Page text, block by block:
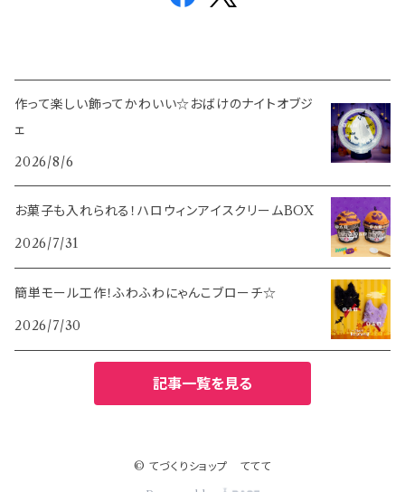
作って楽しい飾ってかわいい☆おばけのナイトオブジ
ェ
2026/8/6
お菓子も入れられる！ハロウィンアイスクリームBOX
2026/7/31
簡単モール工作！ふわふわにゃんこブローチ☆
2026/7/30
記事一覧を見る
© てづくりショップ ててて